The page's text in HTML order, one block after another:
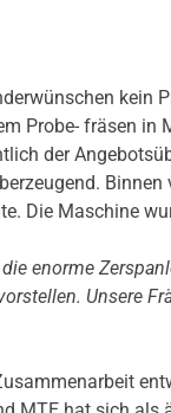
kein
Probe- fräsen
der
Die Maschine
enorme
Unsere